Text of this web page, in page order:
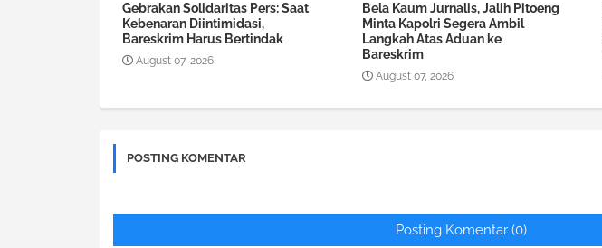
Gebrakan Solidaritas Pers: Saat
Kebenaran Diintimidasi,
Bareskrim Harus Bertindak
August 07, 2026
Bela Kaum Jurnalis, Jalih Pitoeng
Minta Kapolri Segera Ambil
Langkah Atas Aduan ke
Bareskrim
August 07, 2026
POSTING KOMENTAR
Posting Komentar (0)